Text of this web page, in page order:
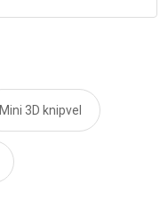
Mini 3D knipvel